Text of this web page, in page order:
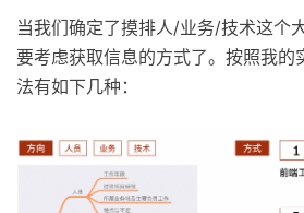
当我们确定了摸排人/业务/技术这个
要考虑获取信息的方式了。按照我的
法有如下几种：